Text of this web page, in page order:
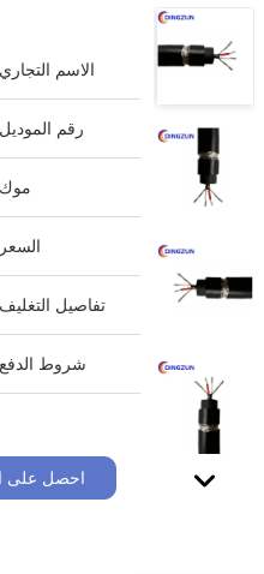
الاسم
رقم
تفاصيل
شروط
احصل على